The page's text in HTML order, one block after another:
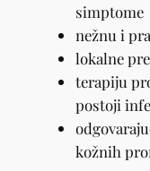
simptome
nežnu i
lokalne
terapiju
postoji
kožnih